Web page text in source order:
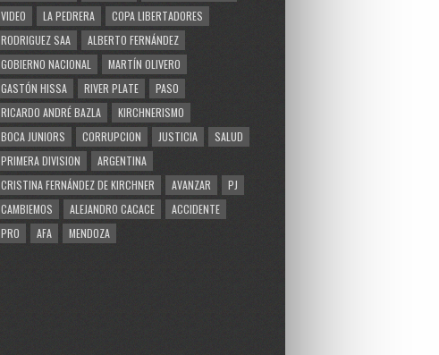
VIDEO
LA PEDRERA
COPA LIBERTADORES
RODRIGUEZ SAA
ALBERTO FERNÁNDEZ
GOBIERNO NACIONAL
MARTÍN OLIVERO
GASTÓN HISSA
RIVER PLATE
PASO
RICARDO ANDRÉ BAZLA
KIRCHNERISMO
BOCA JUNIORS
CORRUPCION JUSTICIA
SALUD
PRIMERA DIVISION
ARGENTINA
CRISTINA FERNÁNDEZ DE KIRCHNER
AVANZAR
PJ
CAMBIEMOS
ALEJANDRO CACACE
ACCIDENTE
PRO
AFA MENDOZA